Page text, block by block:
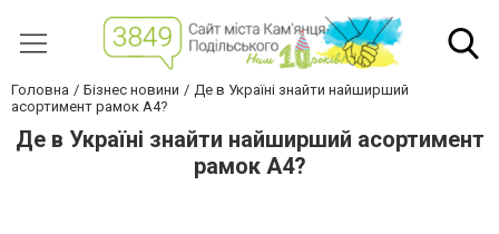
Головна Бізнес новини
Де в Україні знайти найширший
асортимент рамок А4?
Де в Україні знайти найширший асортимент
рамок А4?